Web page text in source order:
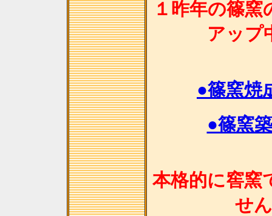
１昨年の篠窯
アップ
●篠窯焼
●篠窯
本格的に窖窯
せ